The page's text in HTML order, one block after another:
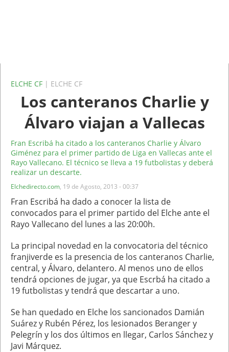
ELCHE CF | ELCHE CF
Los canteranos Charlie y
Álvaro viajan a Vallecas
Fran Escribá ha citado a los canteranos Charlie y Álvaro
Giménez para el primer partido de Liga en Vallecas ante el
Rayo Vallecano. El técnico se lleva a 19 futbolistas y deberá
realizar un descarte.
Elchedirecto.com, 19 de Agosto, 2013 - 00:37
Fran Escribá ha dado a conocer la lista de
convocados para el primer partido del Elche ante el
Rayo Vallecano del lunes a las 20:00h.
La principal novedad en la convocatoria del técnico
franjiverde es la presencia de los canteranos Charlie,
central, y Álvaro, delantero. Al menos uno de ellos
tendrá opciones de jugar, ya que Escrbá ha citado a
19 futbolistas y tendrá que descartar a uno.
Se han quedado en Elche los sancionados Damián
Suárez y Rubén Pérez, los lesionados Beranger y
Pelegrín y los dos últimos en llegar, Carlos Sánchez y
Javi Márquez.